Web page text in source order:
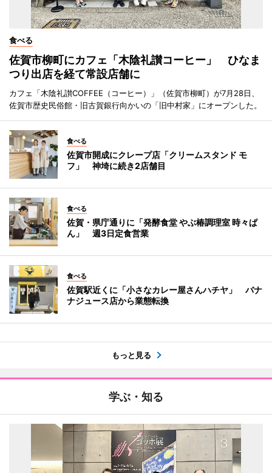
食べる
佐賀市柳町にカフェ「木陰礼讃コーヒー」 ひなま
つり出店を経て常設店舗に
カフェ「木陰礼讃COFFEE（コーヒー）」（佐賀市柳町）が7月28日、
佐賀市歴史民俗館・旧古賀銀行向かいの「旧中村家」にオープンした。
食べる
佐賀市開成にクレープ店「クリームスタンド モ
フ」 神埼に続き2店舗目
食べる
佐賀・県庁通りに「発酵食堂 やぶ椿調理室 時々ぱ
ん」 週3日定食営業
食べる
佐賀駅近くに「小さなカレー屋さんハチヤ」 バナ
ナジュース店から業態転換
もっと見る
学ぶ・知る